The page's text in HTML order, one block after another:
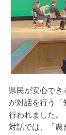
県民が安心でき
が対話を行う「
行われました。
対話では、「農